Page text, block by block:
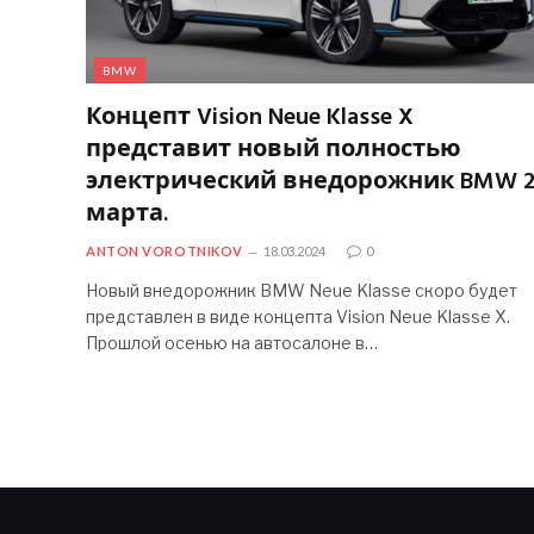
BMW
Концепт Vision Neue Klasse X
представит новый полностью
электрический внедорожник BMW
марта.
ANTON VOROTNIKOV 18.03.2024 0
Новый внедорожник BMW Neue Klasse скоро будет
представлен в виде концепта Vision Neue Klasse X.
Прошлой осенью на автосалоне в…